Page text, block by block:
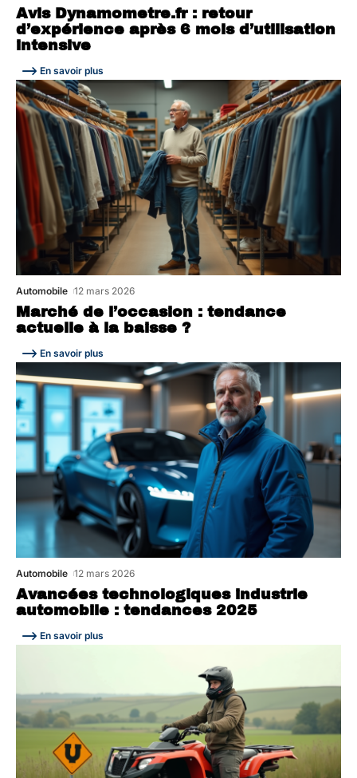
Avis Dynamometre.fr : retour
d’expérience après 6 mois d’utilisation
intensive
En savoir plus
Marché de l’occasion : tendance
actuelle à la baisse ?
Automobile 12 mars 2026
En savoir plus
Avancées technologiques industrie
automobile : tendances 2025
Automobile 12 mars 2026
En savoir plus